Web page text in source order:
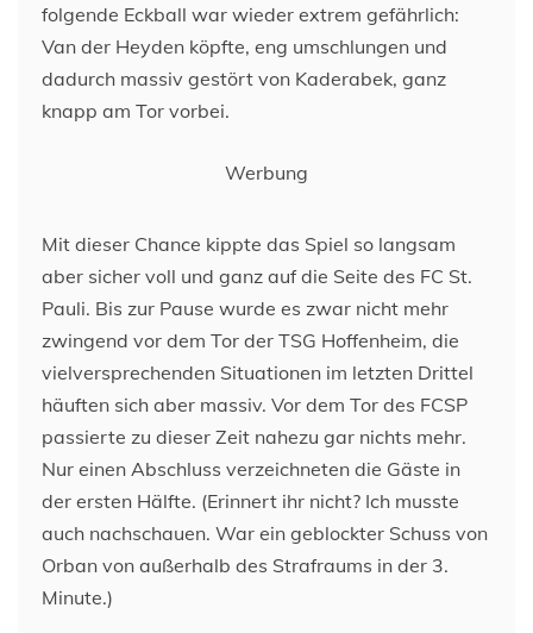
folgende Eckball war wieder extrem gefährlich:
Van der Heyden köpfte, eng umschlungen und
dadurch massiv gestört von Kaderabek, ganz
knapp am Tor vorbei.
Werbung
Mit dieser Chance kippte das Spiel so langsam
aber sicher voll und ganz auf die Seite des FC St.
Pauli. Bis zur Pause wurde es zwar nicht mehr
zwingend vor dem Tor der TSG Hoffenheim, die
vielversprechenden Situationen im letzten Drittel
häuften sich aber massiv. Vor dem Tor des FCSP
passierte zu dieser Zeit nahezu gar nichts mehr.
Nur einen Abschluss verzeichneten die Gäste in
der ersten Hälfte. (Erinnert ihr nicht? Ich musste
auch nachschauen. War ein geblockter Schuss von
Orban von außerhalb des Strafraums in der 3.
Minute.)